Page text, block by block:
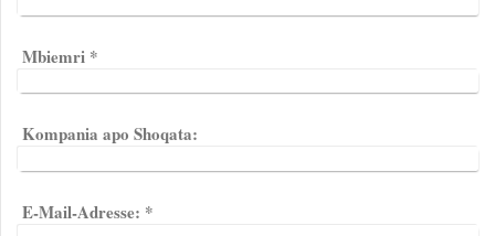
Mbiemri *
Kompania apo Shoqata:
E-Mail-Adresse: *